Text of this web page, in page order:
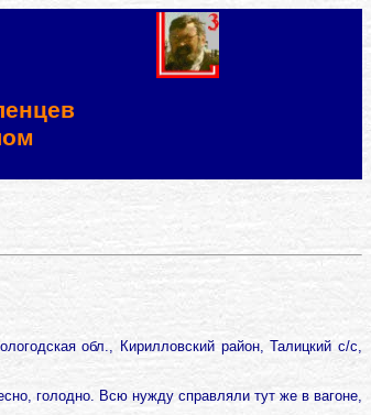
обл., Кирилловский район, Талицкий с/с,
голодно. Всю нужду справляли тут же в вагоне,